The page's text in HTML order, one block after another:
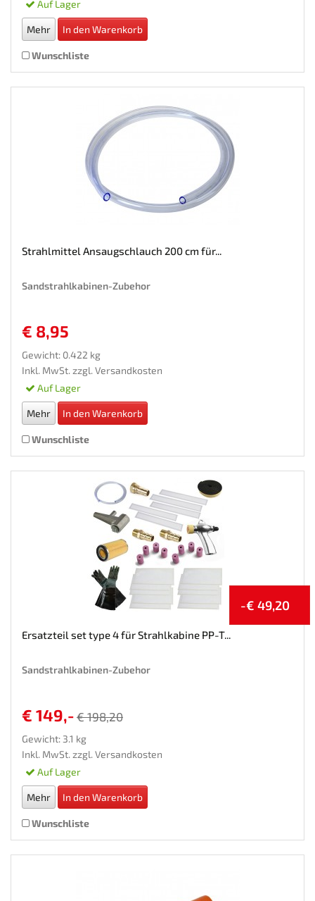
Auf Lager
Mehr In den Warenkorb
Wunschliste
Strahlmittel Ansaugschlauch 200 cm für...
Sandstrahlkabinen-Zubehor
€ 8,95
Gewicht: 0.422 kg
Inkl. MwSt. zzgl. Versandkosten
Auf Lager
Mehr In den Warenkorb
Wunschliste
-€ 49,20
Ersatzteil set type 4 für Strahlkabine PP-T...
Sandstrahlkabinen-Zubehor
€ 149,- € 198,20
Gewicht: 3.1 kg
Inkl. MwSt. zzgl. Versandkosten
Auf Lager
Mehr In den Warenkorb
Wunschliste